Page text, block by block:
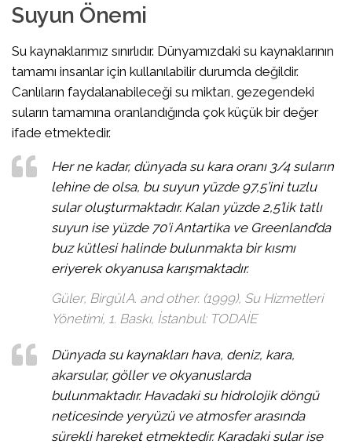
Suyun Önemi
Su kaynaklarımız sınırlıdır. Dünyamızdaki su kaynaklarının
tamamı insanlar için kullanılabilir durumda değildir.
Canlıların faydalanabileceği su miktarı, gezegendeki
suların tamamına oranlandığında çok küçük bir değer
ifade etmektedir.
Her ne kadar, dünyada su kara oranı 3/4 suların
lehine de olsa, bu suyun yüzde 97,5’ini tuzlu
sular oluşturmaktadır. Kalan yüzde 2,5’lik tatlı
suyun ise yüzde 70’i Antartika ve Greenland’da
buz kütlesi halinde bulunmakta bir kısmı
eriyerek okyanusa karışmaktadır.
Güler, Birgül A. and other. (1999), Su Hizmetleri
Yönetimi, 1. Baskı, İstanbul: TODAİE
Dünyada su kaynakları hava, deniz, kara,
akarsular, göller ve okyanuslarda
bulunmaktadır. Havadaki su hidrolojik döngü
neticesinde yeryüzü ve atmosfer arasında
sürekli hareket etmektedir. Karadaki sular ise